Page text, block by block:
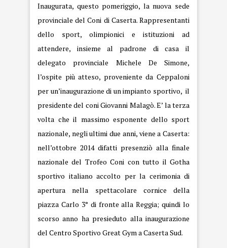
Inaugurata, questo pomeriggio, la nuova sede
provinciale del Coni di Caserta. Rappresentanti
dello sport, olimpionici e istituzioni ad
attendere, insieme al padrone di casa il
delegato provinciale Michele De Simone,
l’ospite più atteso, proveniente da Ceppaloni
per un’inaugurazione di un impianto sportivo, il
presidente del coniGiovanni Malagò. E’ la terza
volta che il massimo esponente dello sport
nazionale, negli ultimi due anni, viene a Caserta:
nell’ottobre 2014 difatti presenziò alla finale
nazionale del Trofeo Coni con tutto il Gotha
sportivo italiano accolto per la cerimonia di
apertura nella spettacolare cornice della
piazza Carlo 3° di fronte alla Reggia; quindi lo
scorso anno ha presieduto alla inaugurazione
del Centro Sportivo Great Gym a Caserta Sud.